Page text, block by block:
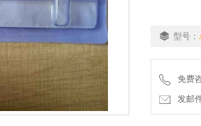
型号：
免费
发邮